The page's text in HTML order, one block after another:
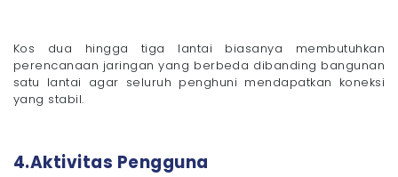
Kos dua hingga tiga lantai biasanya membutuhkan
perencanaan jaringan yang berbeda dibanding bangunan
satu lantai agar seluruh penghuni mendapatkan koneksi
yang stabil.
4.Aktivitas Pengguna